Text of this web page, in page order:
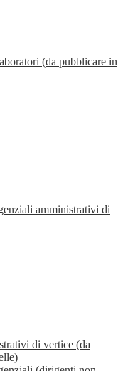
(da pubblicare in
amministrativi di
di vertice (da